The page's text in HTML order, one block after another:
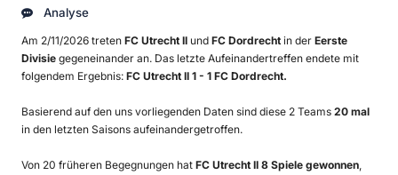
Analyse
Am 2/11/2026 treten FC Utrecht II und FC Dordrecht in der Eerste
Divisie gegeneinander an. Das letzte Aufeinandertreffen endete mit
folgendem Ergebnis: FC Utrecht II 1 - 1 FC Dordrecht.
Basierend auf den uns vorliegenden Daten sind diese 2 Teams 20 mal
in den letzten Saisons aufeinandergetroffen.
Von 20 früheren Begegnungen hat FC Utrecht II 8 Spiele gewonnen,